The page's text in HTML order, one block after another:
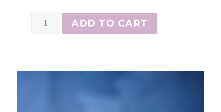
Tacos
quantity
ADD TO CART